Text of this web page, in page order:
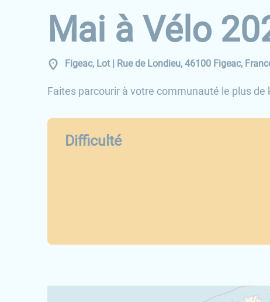
Mai à Vélo
Figeac, Lot | Rue de Londieu, 46100 Figeac,
Faites parcourir à votre communauté le plus de
Difficulté